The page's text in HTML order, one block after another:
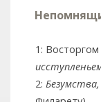
1: Восторгом
2: Безумства,